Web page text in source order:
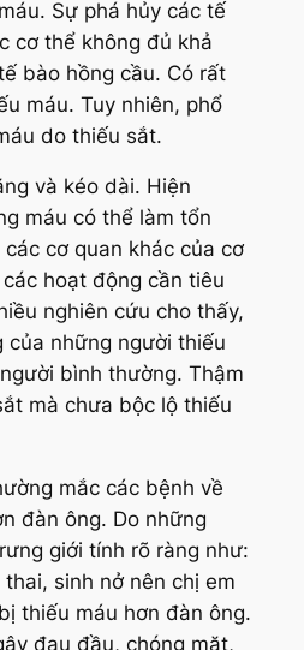
Sự phá hủy các tế
cơ thể không đủ khả
bào hồng cầu. Có rất
máu. Tuy nhiên, phổ
do thiếu sắt.
và kéo dài. Hiện
máu có thể làm tổn
cơ quan khác của cơ
hoạt động cần tiêu
nghiên cứu cho thấy,
của những người thiếu
bình thường. Thậm
mà chưa bộc lộ thiếu
mắc các bệnh về
đàn ông. Do những
giới tính rõ ràng như:
sinh nở nên chị em
thiếu máu hơn đàn ông.
đau đầu, chóng mặt,